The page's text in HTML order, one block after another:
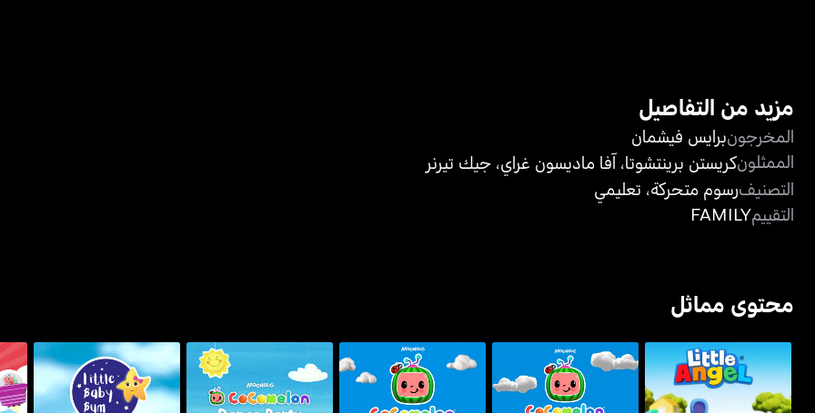
مزيد من التفاصيل
المخرجونبرايس فيشمان
الممثلونكريستن برينتشوتا،آفا ماديسون غراي، جيك تيرنر
التصنيفرسوم متحركة، تعليمي
التقييمFAMILY
محتوى مماثل